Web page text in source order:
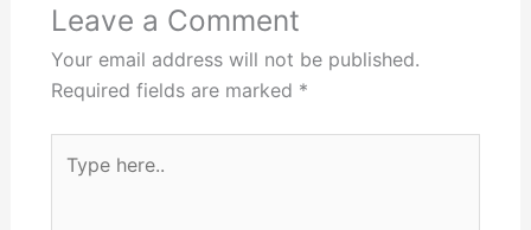
Leave a Comment
Your email address will not be published.
Required fields are marked *
here..